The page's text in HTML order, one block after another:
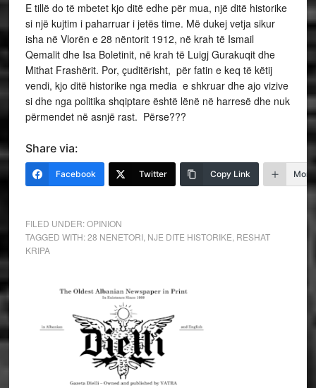
E tillë do të mbetet kjo ditë edhe për mua, një ditë historike
si një kujtim i paharruar i jetës time. Më dukej vetja sikur
isha në Vlorën e 28 nëntorit 1912, në krah të Ismail
Qemalit dhe Isa Boletinit, në krah të Luigj Gurakuqit dhe
Mithat Frashërit. Por, çuditërisht, për fatin e keq të këtij
vendi, kjo ditë historike nga media e shkruar dhe ajo vizive
si dhe nga politika shqiptare është lënë në harresë dhe nuk
përmendet në asnjë rast. Përse???
Share via:
Facebook Twitter Copy Link More
FILED UNDER:OPINION
TAGGED WITH:28 NENETORI, NJE DITE HISTORIKE RESHAT
KRIPA